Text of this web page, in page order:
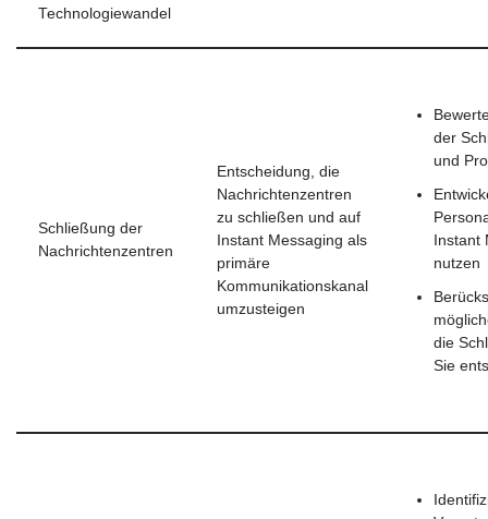
Technologiewandel
Schließung der
Nachrichtenzentren
Entscheidung, die
Nachrichtenzentren
zu schließen und auf
Instant Messaging als
primäre
Kommunikationskanal
umzusteigen
der
und
Instant
nutzen
die
Sie